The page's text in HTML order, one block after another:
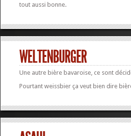
tout aussi bonne.
WELTENBURGER
Une autre bière bavaroise, ce sont
Pourtant weissbier ça veut bien dire